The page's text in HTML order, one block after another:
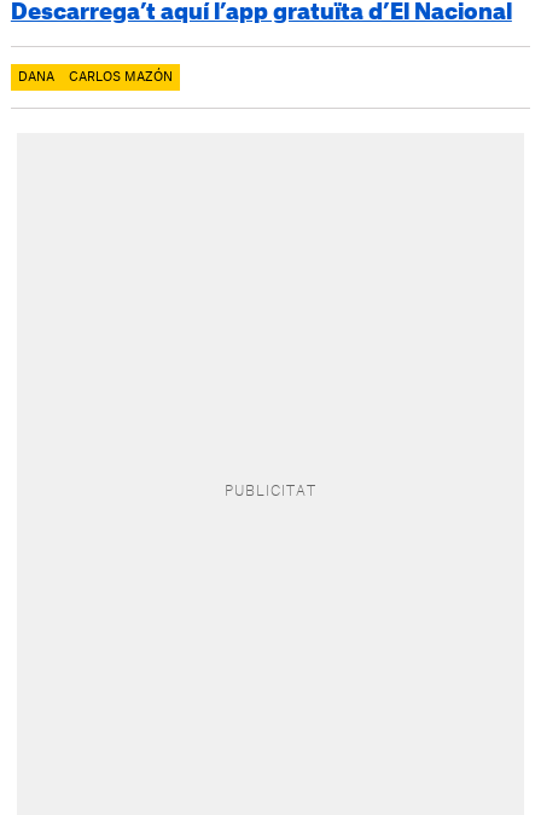
Descarrega’t aquí l’app gratuïta d’El Nacional
DANA CARLOS MAZÓN